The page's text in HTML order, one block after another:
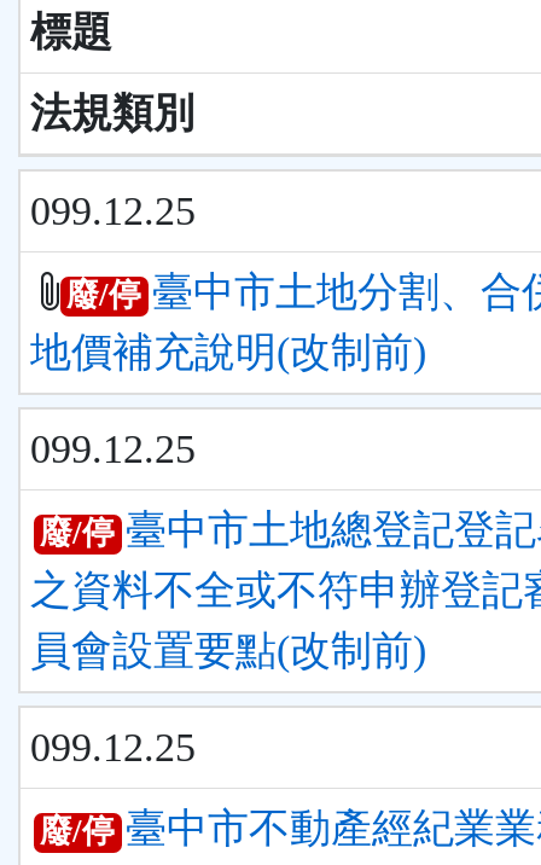
標題
法規類別
099.12.25
廢/停 臺中市土地分割、合
地價補充說明(改制前)
099.12.25
廢/停 臺中市土地總登記登
之資料不全或不符申辦登記
員會設置要點(改制前)
099.12.25
廢/停 臺中市不動產經紀業